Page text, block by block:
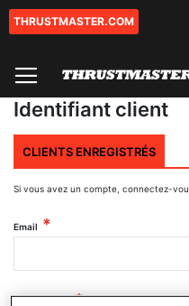
Aller
THRUSTMASTER.COM
Identifiant client
CLIENTS ENREGISTRÉS
Si vous avez un compte, connectez-
Email